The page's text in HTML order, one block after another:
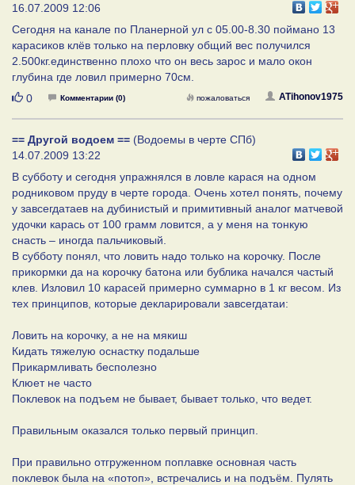
16.07.2009 12:06
Сегодня на канале по Планерной ул с 05.00-8.30 поймано 13
карасиков клёв только на перловку общий вес получился
2.500кг.единственно плохо что он весь зарос и мало окон
глубина где ловил примерно 70см.
Нравится
0 Комментарии (0) ATihonov1975
пожаловаться
== Другой водоем == (Водоемы в черте СПб)
14.07.2009 13:22
В субботу и сегодня упражнялся в ловле карася на одном
родниковом пруду в черте города. Очень хотел понять, почему
у завсегдатаев на дубинистый и примитивный аналог матчевой
удочки карась от 100 грамм ловится, а у меня на тонкую
снасть – иногда пальчиковый.
В субботу понял, что ловить надо только на корочку. После
прикормки да на корочку батона или бублика начался частый
клев. Изловил 10 карасей примерно суммарно в 1 кг весом. Из
тех принципов, которые декларировали завсегдатаи:
Ловить на корочку, а не на мякиш
Кидать тяжелую оснастку подальше
Прикармливать бесполезно
Клюет не часто
Поклевок на подъем не бывает, бывает только, что ведет.
Правильным оказался только первый принцип.
При правильно отгруженном поплавке основная часть
поклевок была на «потоп», встречались и на подъём. Пулять